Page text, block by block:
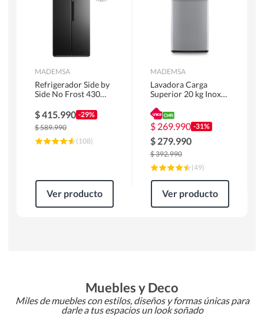
MADEMSA
Refrigerador Side by
Side No Frost 430
MAS430B
$415.990 -29%
$589.990
(108)
Ver producto
MADEMSA
Lavadora Carga
Superior 20 kg Inox
$ 269.990 -31%
$ 279.990
$392.990
(49)
Ver producto
Muebles y Deco
Miles de muebles con estilos, diseños y formas únicas para
darle a tus espacios un look soñado